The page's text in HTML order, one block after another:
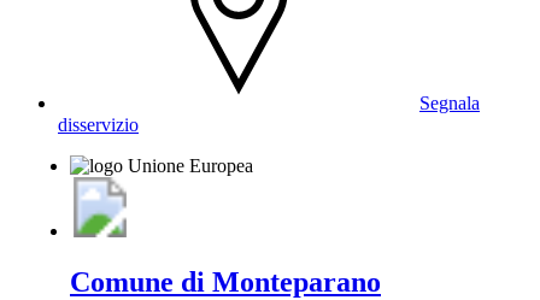
Segnala
disservizio
Comune di Monteparano